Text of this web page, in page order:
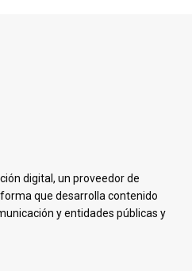
digital, un proveedor de
que desarrolla contenido
y entidades públicas y